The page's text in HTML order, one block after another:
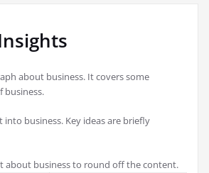
about business. It covers some
business.
business. Key ideas are briefly
about business to round off the content.